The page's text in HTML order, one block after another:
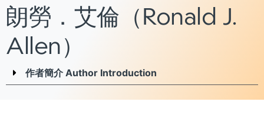
朗勞．艾倫（Ronald J.
Allen）
作者簡介 Author Introduction